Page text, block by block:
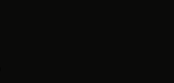
tab
in a new tab